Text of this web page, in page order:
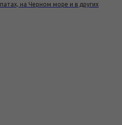
на Черном море и в других